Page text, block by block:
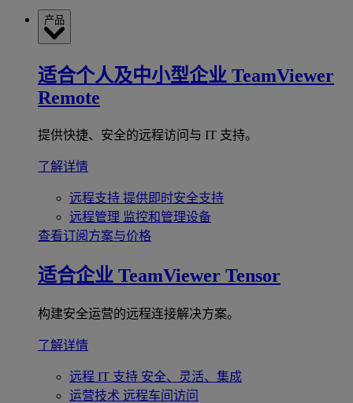
产品
适合个人及中小型企业 TeamViewer
Remote
提供快捷、安全的远程访问与 IT 支持。
了解详情
远程支持 提供即时安全支持
远程管理 监控和管理设备
查看订阅方案与价格
适合企业 TeamViewer Tensor
构建安全运营的远程连接解决方案。
了解详情
远程 IT 支持 安全、灵活、集成
运营技术 远程车间访问